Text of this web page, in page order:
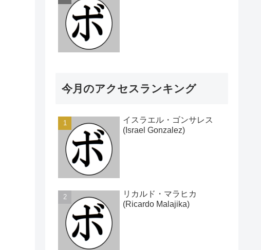
今月のアクセスランキング
イスラエル・ゴンサレス
(Israel Gonzalez)
リカルド・マラヒカ
(Ricardo Malajika)